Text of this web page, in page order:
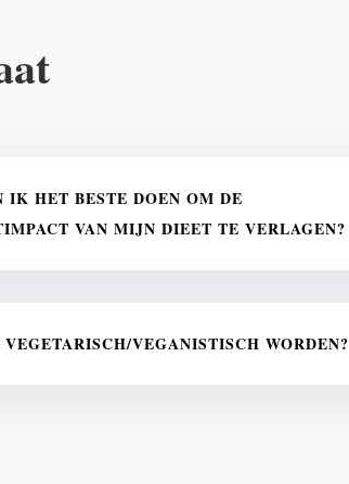
IK HET BESTE DOEN OM DE
VAN MIJN DIEET TE VERLAGEN?
VEGANISTISCH WORDEN?